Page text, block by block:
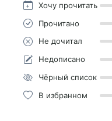
Хочу прочитать
Прочитано
Не дочитал
Недописано
Чёрный список
В избранном